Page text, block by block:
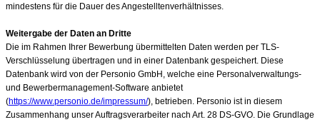
mindestens für die Dauer des Angestelltenverhältnisses.
Weitergabe der Daten an Dritte
Die im Rahmen Ihrer Bewerbung übermittelten Daten werden per TLS-
Verschlüsselung übertragen und in einer Datenbank gespeichert. Diese
Datenbank wird von der Personio GmbH, welche eine Personalverwaltungs-
und Bewerbermanagement-Software anbietet
(https://www.personio.de/impressum/), betrieben. Personio ist in diesem
Zusammenhang unser Auftragsverarbeiter nach Art. 28 DS-GVO. Die Grundlage